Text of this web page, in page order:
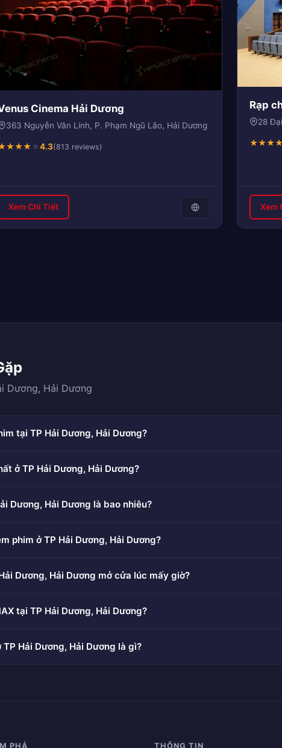
Cinema Hải Dương
363 Nguyễn Văn Linh, P. Phạm Ngũ Lão, Hải Dương
★★★★4.3(813 reviews)
Xem Chi Tiết
Rạp
28
★★★★
Xem
Dương, Hải Dương
tại TP Hải Dương, Hải Dương?
ở TP Hải Dương, Hải Dương?
Dương, Hải Dương là bao nhiêu?
phim ở TP Hải Dương, Hải Dương?
Dương, Hải Dương mở cửa lúc mấy giờ?
tại TP Hải Dương, Hải Dương?
Hải Dương, Hải Dương là gì?
PHÁ THÔNG TIN